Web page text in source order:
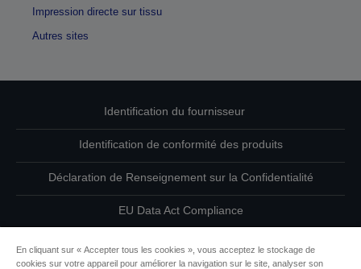
Impression directe sur tissu
Autres sites
Identification du fournisseur
Identification de conformité des produits
Déclaration de Renseignement sur la Confidentialité
EU Data Act Compliance
En cliquant sur « Accepter tous les cookies », vous acceptez le stockage de
cookies sur votre appareil pour améliorer la navigation sur le site, analyser son